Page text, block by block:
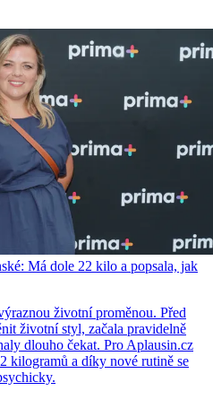
Má dole 22 kilo a popsala, jak
životní proměnou. Před
životní styl, začala pravidelně
dlouho čekat. Pro Aplausin.cz
kilogramů a díky nové rutině se